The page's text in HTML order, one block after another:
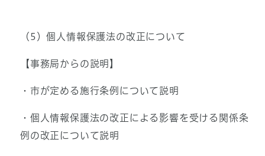
（5）個人情報保護法の改正について
【事務局からの説明】
・市が定める施行条例について説明
・個人情報保護法の改正による影響を受ける関係条
例の改正について説明